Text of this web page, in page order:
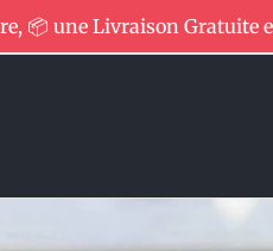
📦 une Livraison Gratuite